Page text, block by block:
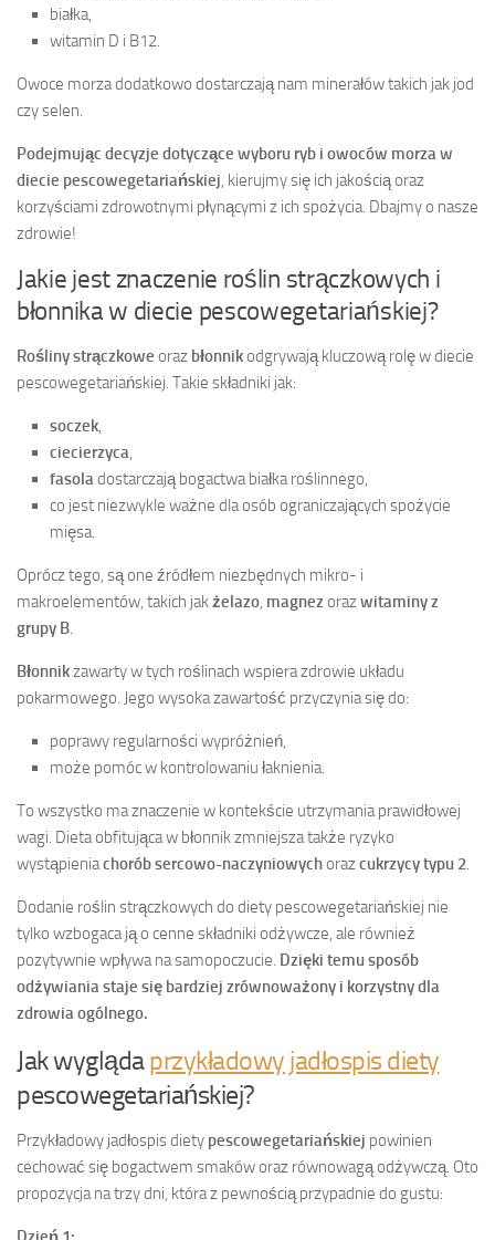
białka,
witamin D i B12.
Owoce morza dodatkowo dostarczają nam minerałów takich jak jod
czy selen.
Podejmując decyzje dotyczące wyboru ryb i owoców morza w
diecie pescowegetariańskiej, kierujmy się ich jakością oraz
korzyściami zdrowotnymi płynącymi z ich spożycia. Dbajmy o nasze
zdrowie!
Jakie jest znaczenie roślin strączkowych i
błonnika w diecie pescowegetariańskiej?
Rośliny strączkowe oraz błonnikodgrywają kluczową rolę w diecie
pescowegetariańskiej. Takie składniki jak:
soczek,
ciecierzyca,
fasoladostarczają bogactwa białka roślinnego,
co jest niezwykle ważne dla osób ograniczających spożycie
mięsa.
Oprócz tego, są one źródłem niezbędnych mikro- i
makroelementów, takich jakżelazo, magnezorazwitaminy z
grupy B.
Błonnikzawarty w tych roślinach wspiera zdrowie układu
pokarmowego. Jego wysoka zawartość przyczynia się do:
poprawy regularności wypróżnień,
może pomóc w kontrolowaniu łaknienia.
To wszystko ma znaczenie w kontekście utrzymania prawidłowej
wagi. Dieta obfitująca w błonnik zmniejsza także ryzyko
wystąpieniachorób sercowo-naczyniowychorazcukrzycy typu 2.
Dodanie roślin strączkowych do diety pescowegetariańskiej nie
tylko wzbogaca ją o cenne składniki odżywcze, ale również
pozytywnie wpływa na samopoczucie. Dzięki temu sposób
odżywiania staje się bardziej zrównoważony i korzystny dla
zdrowia ogólnego.
Jak wyglądaprzykładowy jadłospis diety
pescowegetariańskiej?
Przykładowy jadłospis diety pescowegetariańskiej powinien
cechować się bogactwem smaków oraz równowagą odżywczą. Oto
propozycja na trzy dni, która z pewnością przypadnie do gustu: